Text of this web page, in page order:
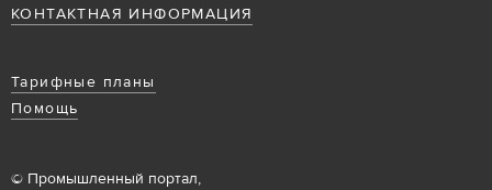
КОНТАКТНАЯ ИНФОРМАЦИЯ
Тарифные планы
Помощь
© Промышленный портал,